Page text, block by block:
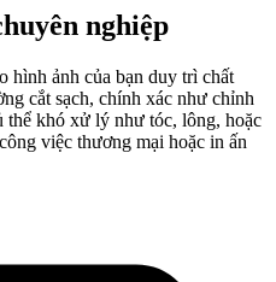
nghiệp
hình ảnh của bạn duy trì chất
cắt sạch, chính xác như chỉnh
thể khó xử lý như tóc, lông, hoặc
việc thương mại hoặc in ấn